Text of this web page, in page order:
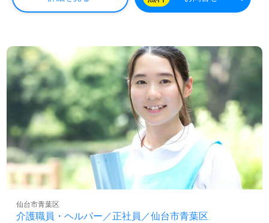
介護職員・ヘルパー／正社員／仙台市青葉区
仙台市青葉区